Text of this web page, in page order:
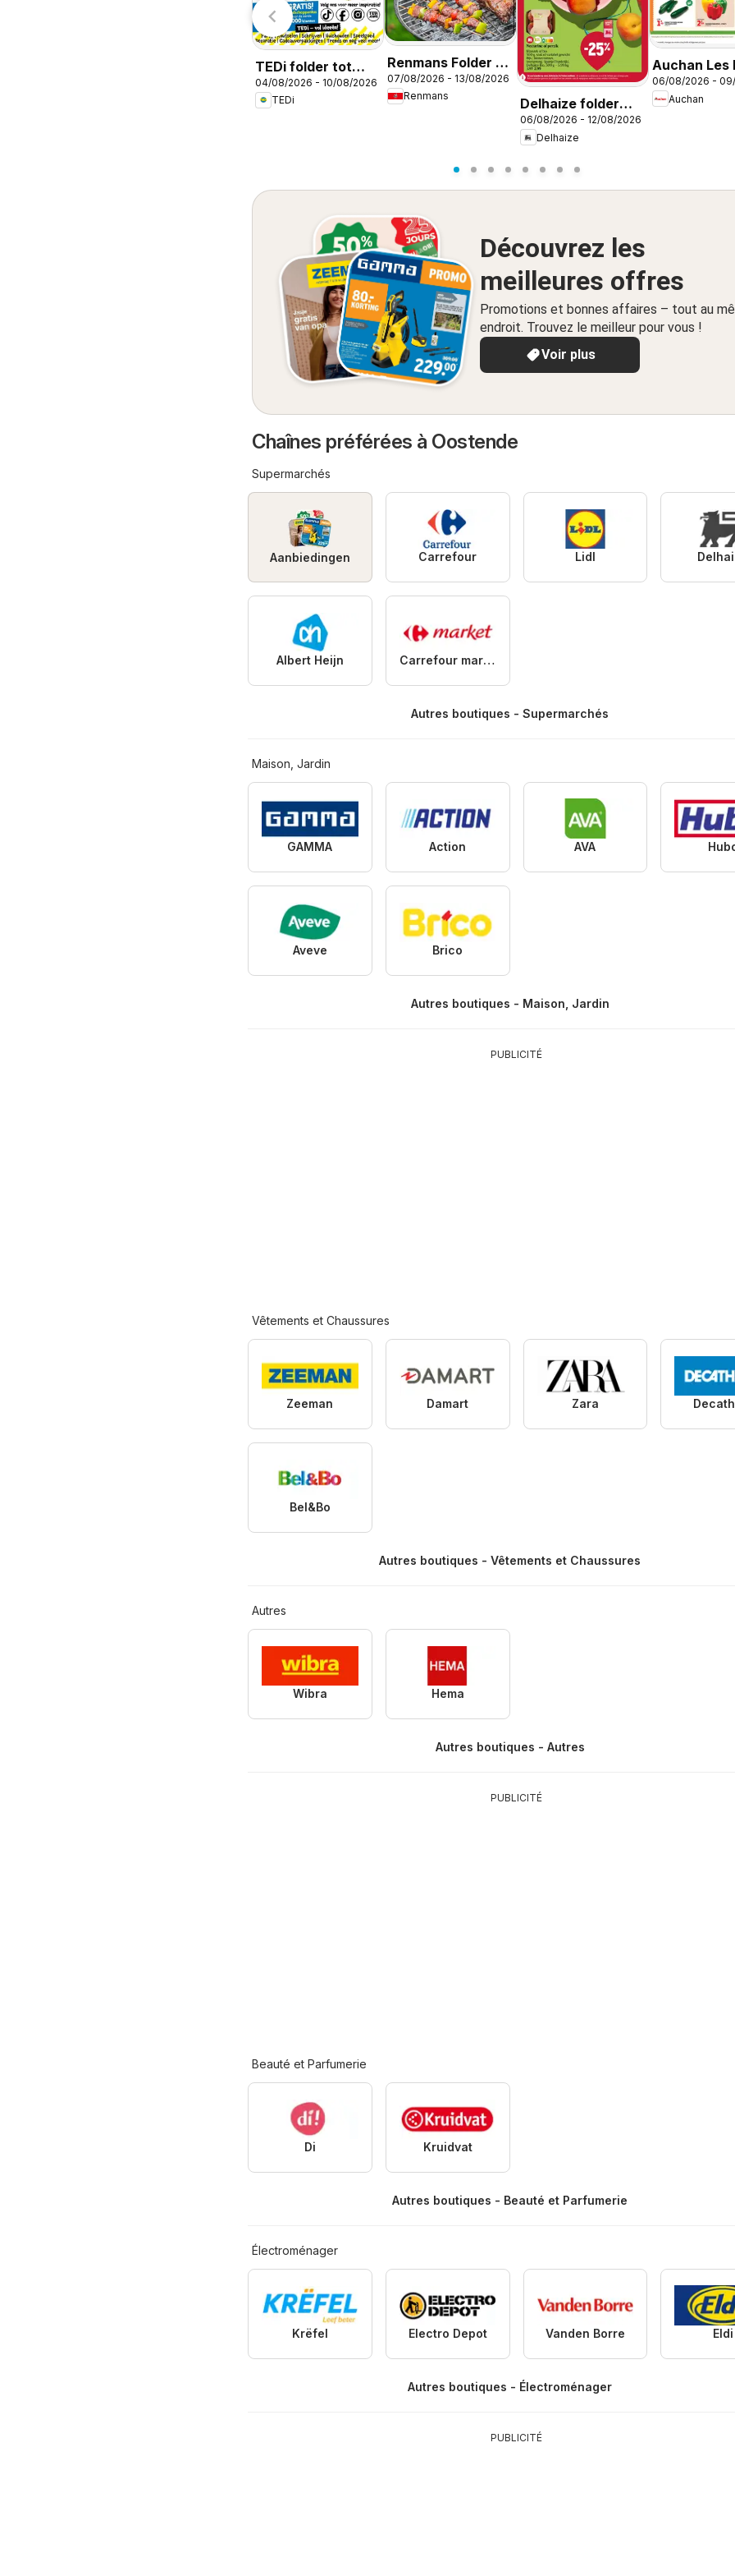
TEDi folder tot
10.08.2026
04/08/2026 - 10/08/2026
TEDi
Renmans Folder /
Publicité
07/08/2026 - 13/08/2026
Renmans
Delhaize folder
week 32
06/08/2026 - 12/08/2026
Delhaize
Auchan Les
plans du
dans votre
06/08/2026 -
Auchan
Découvrez les
meilleures offres
Promotions et bonnes affaires – tout au
endroit. Trouvez le meilleur pour vous !
Voir plus
Chaînes préférées à Oostende
Supermarchés
Aanbiedingen Carrefour Lidl
Albert Heijn Carrefour market
Autres boutiques - Supermarchés
Maison, Jardin
GAMMA Action AVA
Aveve Brico
Autres boutiques - Maison, Jardin
PUBLICITÉ
Vêtements et Chaussures
Zeeman Damart Zara
Bel&Bo
Autres boutiques - Vêtements et Chaussures
Autres
Wibra Hema
Autres boutiques - Autres
PUBLICITÉ
Beauté et Parfumerie
Di Kruidvat
Autres boutiques - Beauté et Parfumerie
Électroménager
Krëfel Electro Depot Vanden Borre Eldi
Autres boutiques - Électroménager
PUBLICITÉ